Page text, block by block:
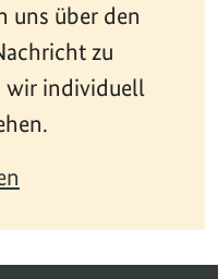
uns über den
zu
wir individuell